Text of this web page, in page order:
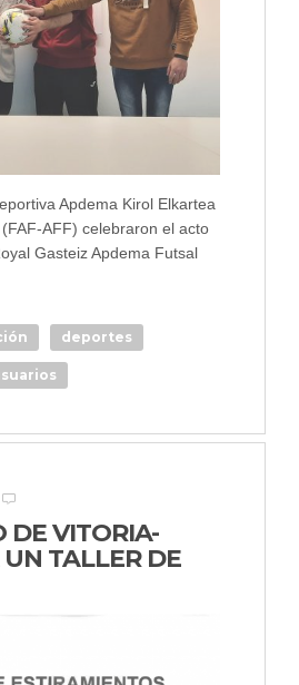
Apdema Kirol Elkartea
AFF) celebraron el acto
Gasteiz Apdema Futsal
deportes
DE VITORIA-
TALLER DE